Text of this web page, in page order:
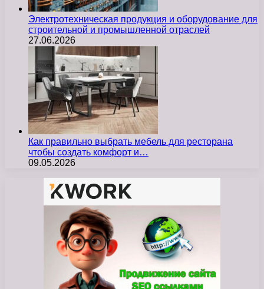
Электротехническая продукция и оборудование для
строительной и промышленной отраслей
27.06.2026
Как правильно выбрать мебель для ресторана
чтобы создать комфорт и…
09.05.2026